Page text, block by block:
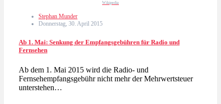
Wikipedia
Stephan Munder
Donnerstag, 30. April 2015
Ab 1. Mai: Senkung der Empfangsgebühren für Radio und
Fernsehen
Ab dem 1. Mai 2015 wird die Radio- und
Fernsehempfangsgebühr nicht mehr der Mehrwertsteuer
unterstehen…